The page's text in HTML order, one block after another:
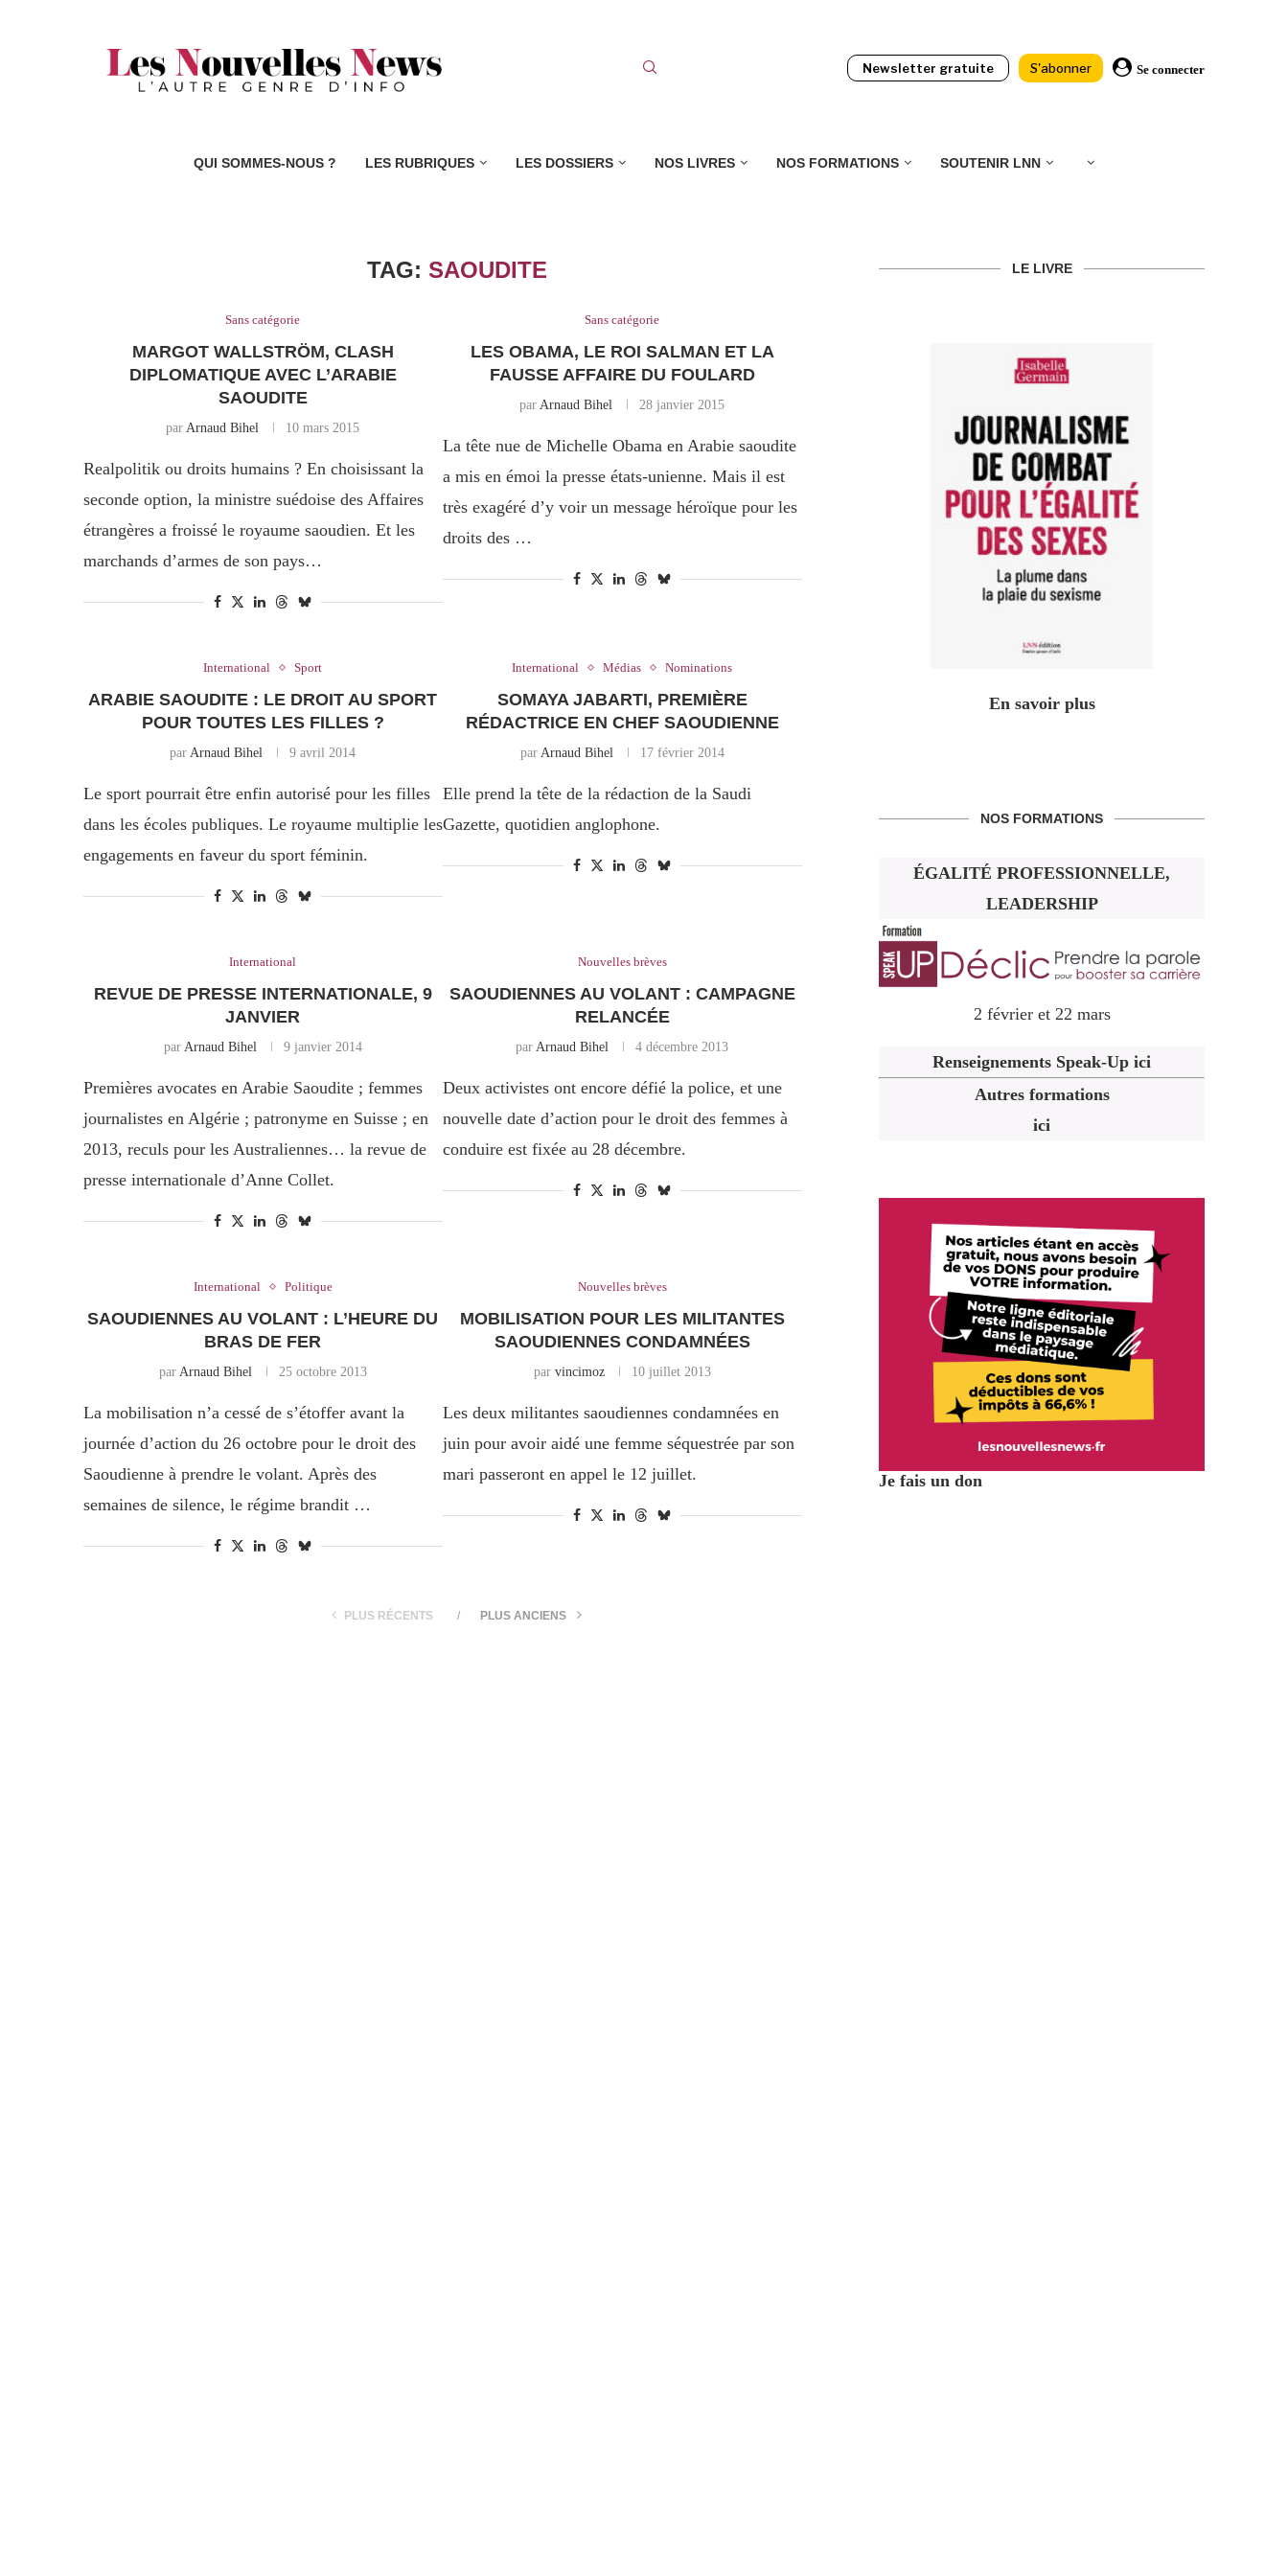
Newsletter gratuite S'abonner Se connecter
QUI SOMMES-NOUS ? LES RUBRIQUES LES DOSSIERS NOS LIVRES NOS FORMATIONS SOUTENIR LNN
TAG: SAOUDITE
Sans catégorie
MARGOT WALLSTRÖM, CLASH
DIPLOMATIQUE AVEC L’ARABIE
SAOUDITE
parArnaud Bihel 10 mars 2015
Realpolitik ou droits humains ? En choisissant la
seconde option, la ministre suédoise des Affaires
étrangères a froissé le royaume saoudien. Et les
marchands d’armes de son pays…
Sans catégorie
LES OBAMA, LE ROI SALMAN ET LA
FAUSSE AFFAIRE DU FOULARD
parArnaud Bihel 28 janvier 2015
La tête nue de Michelle Obama en Arabie saoudite
a mis en émoi la presse états-unienne. Mais il est
très exagéré d’y voir un message héroïque pour les
droits des …
International Sport
ARABIE SAOUDITE : LE DROIT AU SPORT
POUR TOUTES LES FILLES ?
parArnaud Bihel 9 avril 2014
Le sport pourrait être enfin autorisé pour les filles
dans les écoles publiques. Le royaume multiplie les
engagements en faveur du sport féminin.
International Médias Nominations
SOMAYA JABARTI, PREMIÈRE
RÉDACTRICE EN CHEF SAOUDIENNE
par Arnaud Bihel 17 février 2014
Elle prend la tête de la rédaction de la Saudi
Gazette, quotidien anglophone.
International
REVUE DE PRESSE INTERNATIONALE, 9
JANVIER
par Arnaud Bihel 9 janvier 2014
Premières avocates en Arabie Saoudite ; femmes
journalistes en Algérie ; patronyme en Suisse ; en
2013, reculs pour les Australiennes… la revue de
presse internationale d’Anne Collet.
Nouvelles brèves
SAOUDIENNES AU VOLANT : CAMPAGNE
RELANCÉE
parArnaud Bihel 4 décembre 2013
Deux activistes ont encore défié la police, et une
nouvelle date d’action pour le droit des femmes à
conduire est fixée au 28 décembre.
International Politique
SAOUDIENNES AU VOLANT : L’HEURE DU
BRAS DE FER
par Arnaud Bihel 25 octobre 2013
La mobilisation n’a cessé de s’étoffer avant la
journée d’action du 26 octobre pour le droit des
Saoudienne à prendre le volant. Après des
semaines de silence, le régime brandit …
Nouvelles brèves
MOBILISATION POUR LES MILITANTES
SAOUDIENNES CONDAMNÉES
par vincimoz 10 juillet 2013
Les deux militantes saoudiennes condamnées en
juin pour avoir aidé une femme séquestrée par son
mari passeront en appel le 12 juillet.
PLUS RÉCENTS PLUS ANCIENS
LE LIVRE
En savoir plus
NOS FORMATIONS
ÉGALITÉ PROFESSIONNELLE,
LEADERSHIP
2 février et 22 mars
Renseignements Speak-Up ici
Autres formations
ici
Je fais un don